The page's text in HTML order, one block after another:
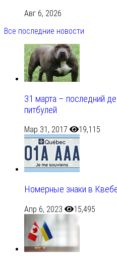
Авг 6, 2026
Все последние новости
31 марта – последний
питбулей
Мар 31, 2017 19,115
Номерные знаки в
Апр 6, 2023 15,495